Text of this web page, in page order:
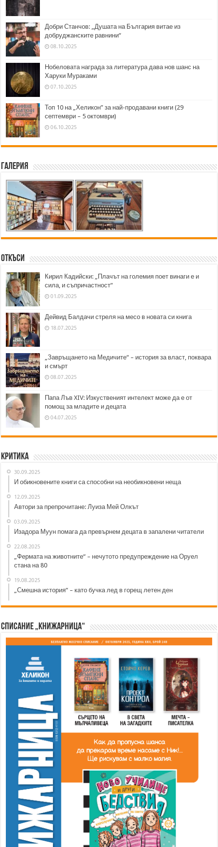
Добри Станчов: „Душата на България витае из
добруджанските равнини“
08.10.2025
Нобеловата награда за литература дава нов шанс на
Харуки Мураками
07.10.2025
Топ 10 на „Хеликон” за най-продавани книги (29
септември – 5 октомври)
06.10.2025
Галерия
Откъси
Кирил Кадийски: „Плачът на големия поет винаги е и
сила, и съпричастност“
01.09.2025
Дейвид Балдачи стреля на месо в новата си книга
18.07.2025
„Завръщането на Медичите“ – история за власт, поквара
и смърт
08.07.2025
Папа Лъв XIV: Изкуственият интелект може да е от
помощ за младите и децата
04.07.2025
Критика
30.09.2025
И обикновените книги са способни на необикновени неща
12.09.2025
Автори за препрочитане: Луиза Мей Олкът
03.09.2025
Изадора Муун помага да превърнем децата в запалени читатели
22.08.2025
„Фермата на животните“ – нечутото предупреждение на Оруел
стана на 80
19.08.2025
„Смешна история“ – като бучка лед в горещ летен ден
Списание „Книжарница“